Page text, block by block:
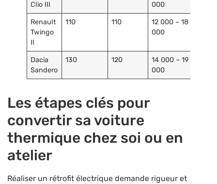
Clio III
000
Renault
Twingo
II
110 110
12 000 – 18
000
Dacia
Sandero
130 120
14 000 – 19
000
Les étapes clés pour
convertir sa voiture
thermique chez soi ou en
atelier
Réaliser un rétrofit électrique demande rigueur et